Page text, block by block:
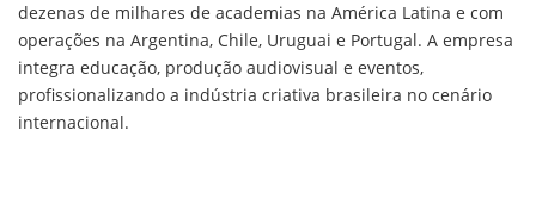
dezenas de milhares de academias na América Latina e com
operações na Argentina, Chile, Uruguai e Portugal. A empresa
integra educação, produção audiovisual e eventos,
profissionalizando a indústria criativa brasileira no cenário
internacional.